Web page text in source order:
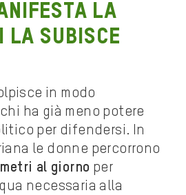
la
la subisce
in modo
ha già meno potere
per difendersi. In
le donne percorrono
al giorno per
necessaria alla